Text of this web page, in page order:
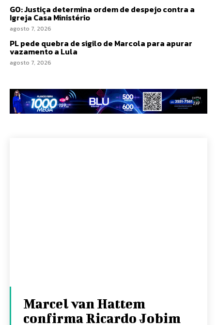
GO: Justiça determina ordem de despejo contra a
Igreja Casa Ministério
agosto 7, 2026
PL pede quebra de sigilo de Marcola para apurar
vazamento a Lula
agosto 7, 2026
Marcel van Hattem
confirma Ricardo Jobim